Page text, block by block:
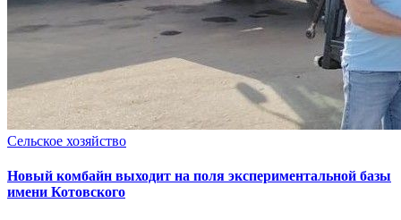
Сельское хозяйство
Новый комбайн выходит на поля экспериментальной базы
имени Котовского